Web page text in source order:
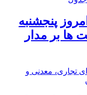
پنجشنبه
ها بر مدار